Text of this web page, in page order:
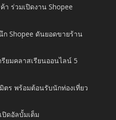
ร่วมเปิดงาน Shopee
Shopee ดันยอดขายร้าน
ยมคลาสเรียนออนไลน์ 5
ร พร้อมต้อนรับนักท่องเที่ยว
ปิดอัลบั้มเต็ม